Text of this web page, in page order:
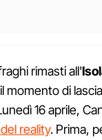
rimasti all'
momento di
16 aprile,
reality. Prima,